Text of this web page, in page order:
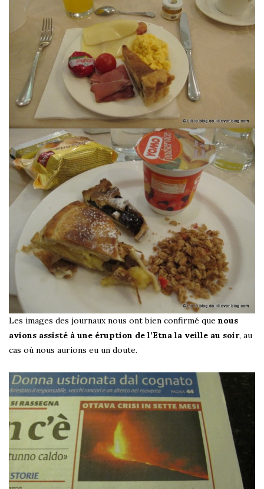
Les images des journaux nous ont bien confirmé que nous
avions assisté à une éruption de l’Etna la veille au soir, au
cas où nous aurions eu un doute.